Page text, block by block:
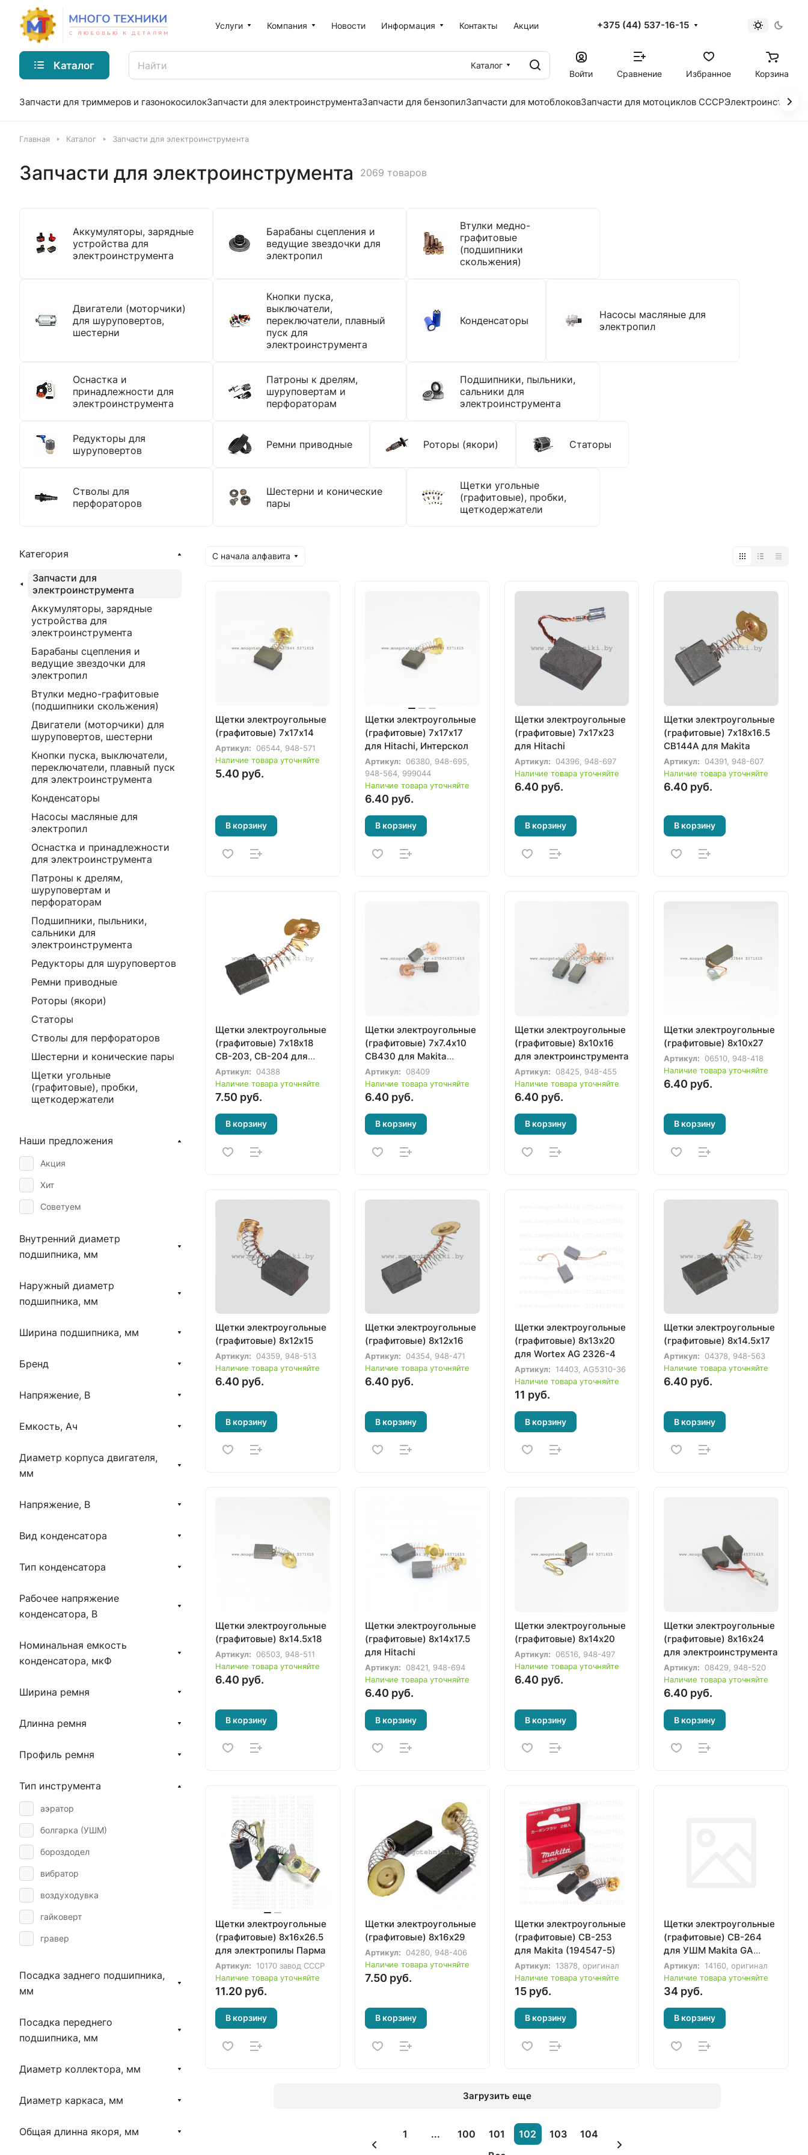
Услуги Компания Новости Информация Контакты Акции +375 (44) 537-16-15
Каталог
Каталог
Войти
Сравнение Избранное Корзина
Запчасти для триммеров и газонокосилокЗапчасти для электроинструментаЗапчасти для бензопилЗапчасти для мотоблоковЗапчасти для мотоциклов СССР
Главная Каталог Запчасти для электроинструмента
Запчасти для электроинструмента 2069 товаров
Аккумуляторы, зарядные
устройства для
электроинструмента
Барабаны сцепления и
ведущие звездочки для
электропил
Втулки медно-
графитовые
(подшипники
скольжения)
Двигатели (моторчики)
для шуруповертов,
шестерни
Кнопки пуска,
выключатели,
переключатели, плавный
пуск для
электроинструмента
Конденсаторы
Насосы масляные для
электропил
Оснастка и
принадлежности для
электроинструмента
Патроны к дрелям,
шуруповертам и
перфораторам
Подшипники, пыльники,
сальники для
электроинструмента
Редукторы для
шуруповертов
Ремни приводные Роторы (якори) Статоры
Стволы для
перфораторов
Шестерни и конические
пары
Щетки угольные
(графитовые), пробки,
щеткодержатели
С начала алфавита
Щетки электроугольные
(графитовые) 7х17х14
Артикул:
06544, 948-571
Наличие товара уточняйте
5.40 руб.
В корзину
Щетки электроугольные
(графитовые) 7х17х17
для Hitachi, Интерскол
Артикул:
06380, 948-695,
948-564, 999044
Наличие товара уточняйте
6.40 руб.
В корзину
Щетки электроугольные
(графитовые) 7х17х23
для Hitachi
Артикул:
04396, 948-697
Наличие товара уточняйте
6.40 руб.
В корзину
Щетки электроугольные
(графитовые) 7х18х16.5
CB144A для Makita
Артикул:
04391, 948-607
Наличие товара уточняйте
6.40 руб.
В корзину
Щетки электроугольные
(графитовые) 7х18х18
CB-203, CB-204 для
Makita (191953-5,
191957-7)
Артикул:
04388
Наличие товара уточняйте
7.50 руб.
В корзину
Щетки электроугольные
(графитовые) 7х7.4х10
CB430 для Makita
(191971-3)
Артикул:
08409
Наличие товара уточняйте
6.40 руб.
В корзину
Щетки электроугольные
(графитовые) 8х10х16
для электроинструмента
Артикул:
08425, 948-455
Наличие товара уточняйте
6.40 руб.
В корзину
Щетки электроугольные
(графитовые) 8х10х27
Артикул:
06510, 948-418
Наличие товара уточняйте
6.40 руб.
В корзину
Щетки электроугольные
(графитовые) 8х12х15
Артикул:
04359, 948-513
Наличие товара уточняйте
6.40 руб.
В корзину
Щетки электроугольные
(графитовые) 8х12х16
Артикул:
04354, 948-471
Наличие товара уточняйте
6.40 руб.
В корзину
Щетки электроугольные
(графитовые) 8х13х20
для Wortex AG 2326-4
Артикул:
14403, AG5310-36
Наличие товара уточняйте
11 руб.
В корзину
Щетки электроугольные
(графитовые) 8х14.5х17
Артикул:
04378, 948-563
Наличие товара уточняйте
6.40 руб.
В корзину
Щетки электроугольные
(графитовые) 8х14.5х18
Артикул:
06503, 948-511
Наличие товара уточняйте
6.40 руб.
В корзину
Щетки электроугольные
(графитовые) 8х14х17.5
для Hitachi
Артикул:
08421, 948-694
Наличие товара уточняйте
6.40 руб.
В корзину
Щетки электроугольные
(графитовые) 8х14х20
Артикул:
06516, 948-497
Наличие товара уточняйте
6.40 руб.
В корзину
Щетки электроугольные
(графитовые) 8х16х24
для электроинструмента
Артикул:
08429, 948-520
Наличие товара уточняйте
6.40 руб.
В корзину
Щетки электроугольные
(графитовые) 8х16х26.5
для электропилы Парма
Артикул:
10170 завод СССР
Наличие товара уточняйте
11.20 руб.
В корзину
Щетки электроугольные
(графитовые) 8х16х29
Артикул:
04280, 948-406
Наличие товара уточняйте
7.50 руб.
В корзину
Щетки электроугольные
(графитовые) CB-253
для Makita (194547-5)
Артикул:
13878, оригинал
Наличие товара уточняйте
15 руб.
В корзину
Щетки электроугольные
(графитовые) CB-264
для УШМ Makita GA
5090, 5092, 5093, 5095
(1910M3-7)
Артикул:
14160, оригинал
Наличие товара уточняйте
34 руб.
В корзину
Загрузить еще
1 ... 100 101 102 103
104
Категория
Запчасти для
электроинструмента
Аккумуляторы, зарядные
устройства для
электроинструмента
Барабаны сцепления и
ведущие звездочки для
электропил
Втулки медно-графитовые
(подшипники скольжения)
Двигатели (моторчики) для
шуруповертов, шестерни
Кнопки пуска, выключатели,
переключатели, плавный пуск
для электроинструмента
Конденсаторы
Насосы масляные для
электропил
Оснастка и принадлежности
для электроинструмента
Патроны к дрелям,
шуруповертам и
перфораторам
Подшипники, пыльники,
сальники для
электроинструмента
Редукторы для шуруповертов
Ремни приводные
Роторы (якори)
Статоры
Стволы для перфораторов
Шестерни и конические пары
Щетки угольные
(графитовые), пробки,
щеткодержатели
Наши предложения
Акция
Хит
Советуем
Внутренний диаметр
подшипника, мм
Наружный диаметр
подшипника, мм
Ширина подшипника, мм
Бренд
Напряжение, В
Емкость, Ач
Диаметр корпуса двигателя,
мм
Напряжение, В
Вид конденсатора
Тип конденсатора
Рабочее напряжение
конденсатора, В
Номинальная емкость
конденсатора, мкФ
Ширина ремня
Длинна ремня
Профиль ремня
Тип инструмента
аэратор
болгарка (УШМ)
бороздодел
вибратор
воздуходувка
гайковерт
гравер
культиватор
миксер-дрель
мультиинструмент
ножницы по металлу
пила дисковая
Посадка заднего подшипника,
мм
Посадка переднего
подшипника, мм
Диаметр коллектора, мм
Диаметр каркаса, мм
Общая длинна якоря, мм